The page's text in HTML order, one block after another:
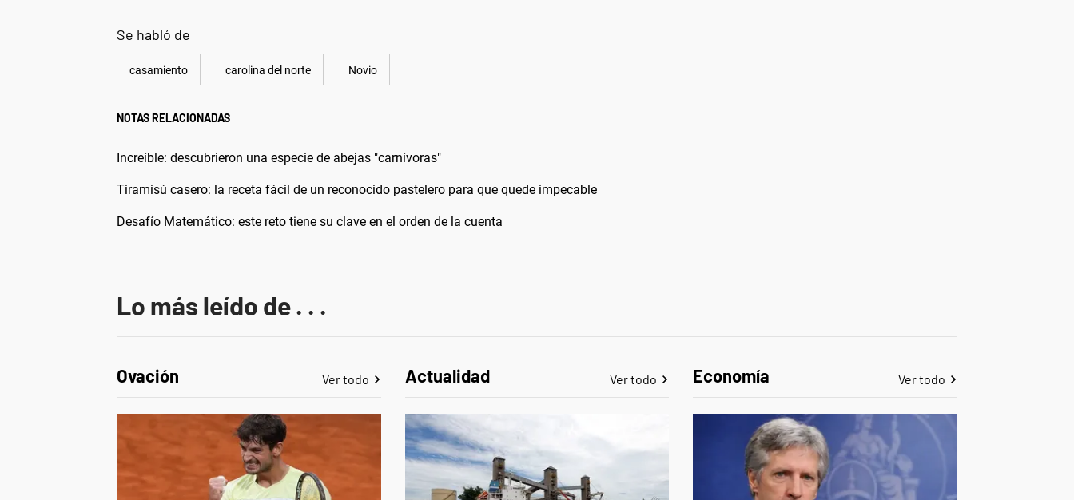
Se habló de
casamiento carolina del norte Novio
NOTAS RELACIONADAS
Increíble: descubrieron una especie de abejas "carnívoras"
Tiramisú casero: la receta fácil de un reconocido pastelero para que quede impecable
Desafío Matemático: este reto tiene su clave en el orden de la cuenta
Lo más leído de . . .
Ovación Ver todo Actualidad Ver todo Economía Ver todo